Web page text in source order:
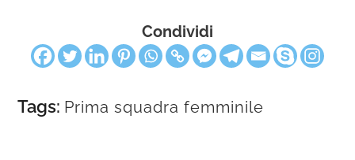
Condividi
Tags: Prima squadra femminile